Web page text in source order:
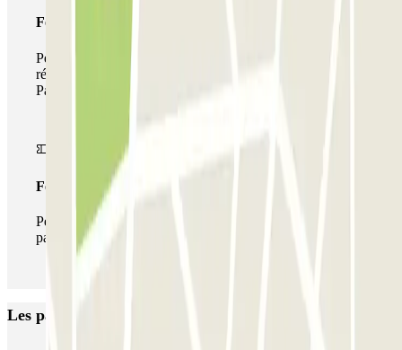
Forfait de stationnement multiple
Pendant votre séjour, vous pouvez utiliser l'ensemble du
réseau de parkings de cet opérateur disponible sur
Parclick.
Forfait illimité
Pendant votre séjour, vous pouvez entrer et sortir du
parking aussi souvent que vous le souhaitez.
Les parkings les mieux notés à Paris